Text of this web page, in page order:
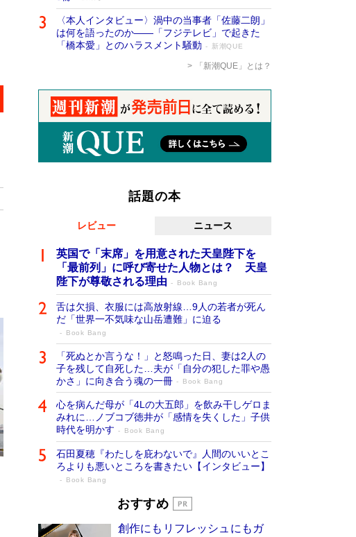
〈本人インタビュー〉渦中の当事者「佐藤二朗」
は何を語ったのか――「フジテレビ」で起きた
「橋本愛」とのハラスメント騒動
新潮QUE
「新潮QUE」とは？
話題の本
レビュー ニュース
英国で「末席」を用意された天皇陛下を
「最前列」に呼び寄せた人物とは？ 天皇
陛下が尊敬される理由
Book Bang
舌は欠損、衣服には高放射線…9人の若者が死ん
だ「世界一不気味な山岳遭難」に迫る
Book Bang
「死ぬとか言うな！」と怒鳴った日、妻は2人の
子を残して自死した…夫が「自分の犯した罪や愚
かさ」に向き合う魂の一冊
Book Bang
心を病んだ母が「4Lの大五郎」を飲み干しゲロま
みれに…ノブコブ徳井が「感情を失くした」子供
時代を明かす
Book Bang
石田夏穂『わたしを庇わないで』人間のいいとこ
ろよりも悪いところを書きたい【インタビュー】
Book Bang
「叱って伸びるやつは、褒めたらもっと伸
た“人を育てるコツ”…芸への考え方を明か
おすすめ
創作にもリフレッシュにもガ